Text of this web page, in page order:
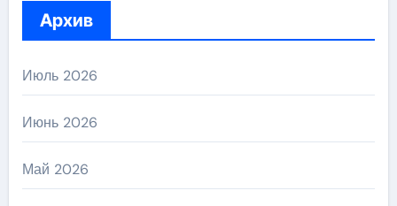
Архив
Июль 2026
Июнь 2026
Май 2026